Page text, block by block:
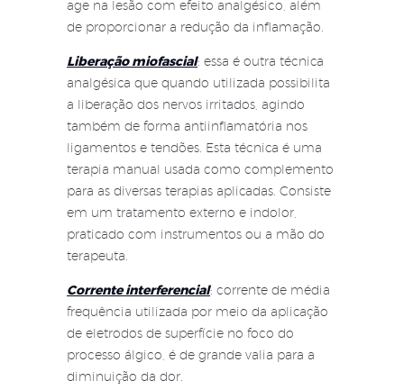
age na lesão com efeito analgésico, além
de proporcionar a redução da inflamação.
Liberação miofascial: essa é outra técnica
analgésica que quando utilizada possibilita
a liberação dos nervos irritados, agindo
também de forma antiinflamatória nos
ligamentos e tendões. Esta técnica é uma
terapia manual usada como complemento
para as diversas terapias aplicadas. Consiste
em um tratamento externo e indolor,
praticado com instrumentos ou a mão do
terapeuta.
Corrente interferencial: corrente de média
frequência utilizada por meio da aplicação
de eletrodos de superfície no foco do
processo álgico, é de grande valia para a
diminuição da dor.